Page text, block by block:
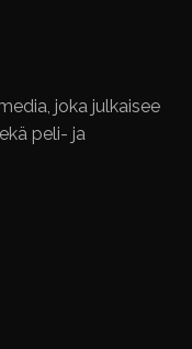
joka julkaisee
peli- ja